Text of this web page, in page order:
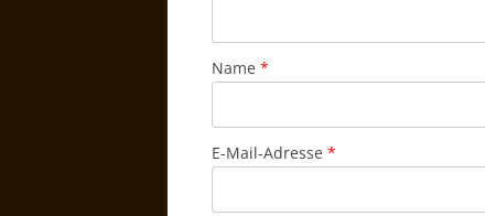
Name *
E-Mail-Adresse *